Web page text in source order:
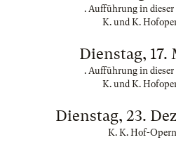
. Aufführung in
K. und K.
Dienstag, 17.
. Aufführung in
K. und K.
Dienstag, 23.
K. K. Hof-